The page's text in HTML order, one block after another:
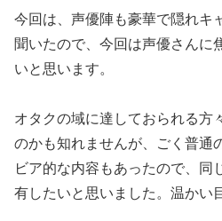
今回は、声優陣も豪華で隠れキ
聞いたので、今回は声優さんに
いと思います。
オタクの域に達しておられる方
のかも知れませんが、ごく普通
ビア的な内容もあったので、同
有したいと思いました。温かい